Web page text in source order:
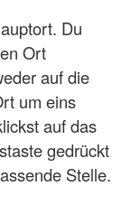
Du
Ort
auf die
um eins
auf das
gedrückt
Stelle.